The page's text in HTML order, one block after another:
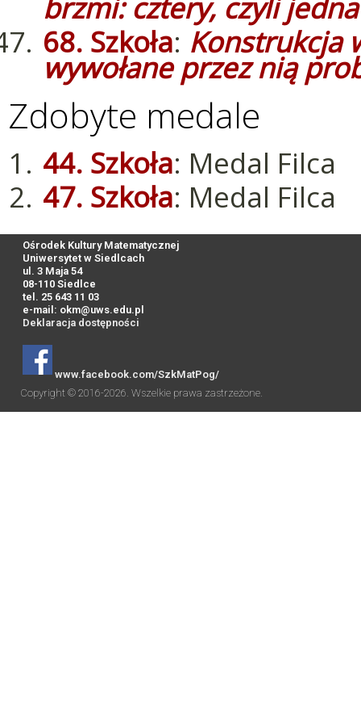
68. Szkoła: Konstrukcja
wywołane przez nią
Zdobyte medale
44. Szkoła: Medal Filca
47. Szkoła: Medal Filca
Ośrodek Kultury Matematycznej
Uniwersytet w Siedlcach
ul. 3 Maja 54
08-110 Siedlce
tel. 25 643 11 03
e-mail: okm@uws.edu.pl
Deklaracja dostępności
www.facebook.com/SzkMatPog/
Copyright © 2016-2026. Wszelkie prawa zastrzeżone.